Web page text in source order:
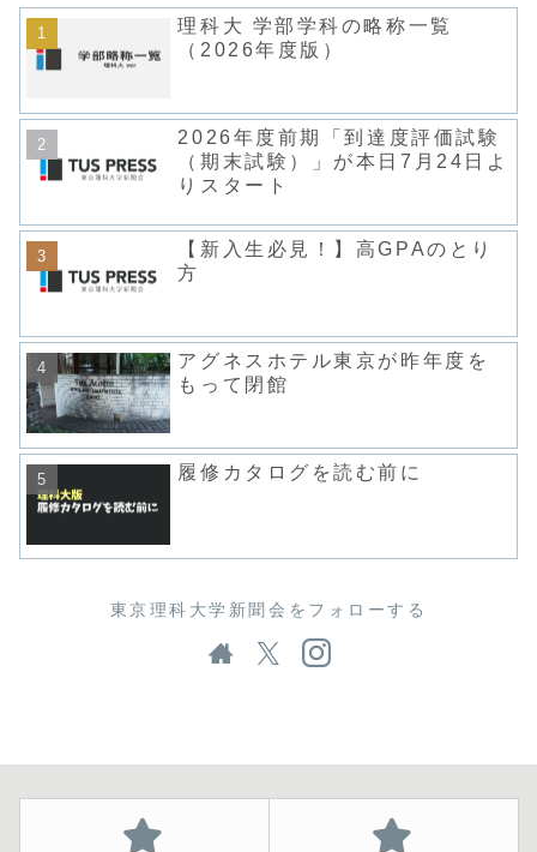
理科大 学部学科の略称一覧
（2026年度版）
2026年度前期「到達度評価試験
（期末試験）」が本日7月24日よ
りスタート
【新入生必見！】高GPAのとり
方
アグネスホテル東京が昨年度を
もって閉館
履修カタログを読む前に
東京理科大学新聞会をフォローする